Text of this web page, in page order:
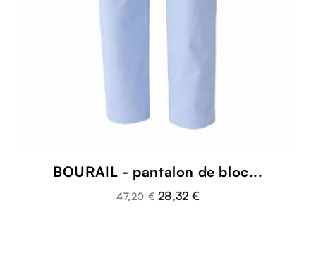
BOURAIL - pantalon de bloc...
47,20 € 28,32 €